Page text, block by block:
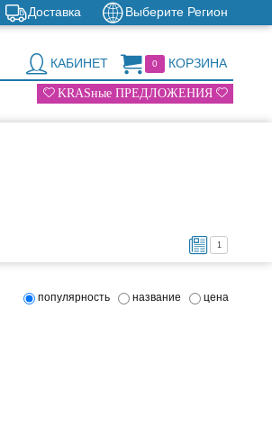
Выберите Регион
Доставка
0 КОРЗИНА
КАБИНЕТ
KRASные ПРЕДЛОЖЕНИЯ
1
популярность название цена